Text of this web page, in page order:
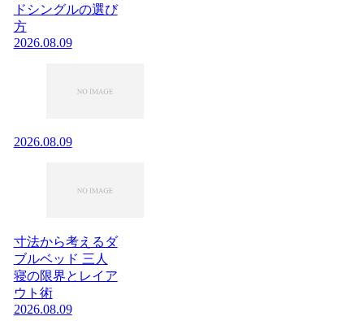
ドシングルの選び
方
2026.08.09
2026.08.09
寸法から考えるダ
ブルベッド 三人
寝の限界とレイア
ウト術
2026.08.09